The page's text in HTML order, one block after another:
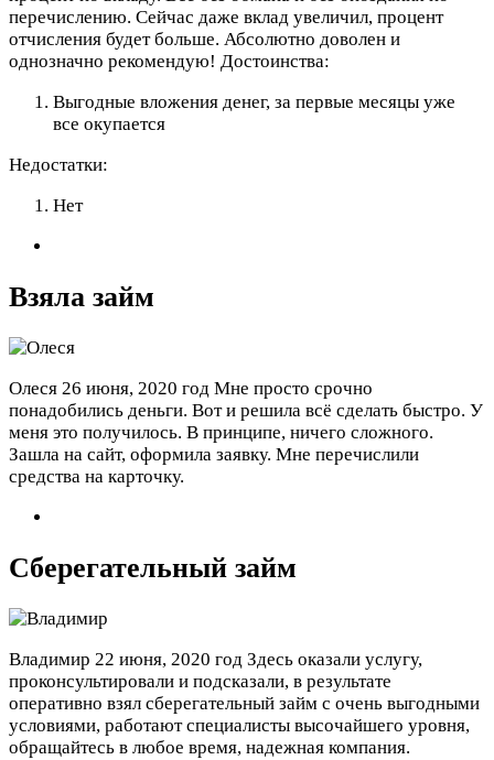
перечислению. Сейчас даже вклад увеличил, процент
отчисления будет больше. Абсолютно доволен и
однозначно рекомендую! Достоинства:
Выгодные вложения денег, за первые месяцы уже
все окупается
Недостатки:
Нет
Взяла займ
Олеся 26 июня, 2020 год Мне просто срочно
понадобились деньги. Вот и решила всё сделать быстро. У
меня это получилось. В принципе, ничего сложного.
Зашла на сайт, оформила заявку. Мне перечислили
средства на карточку.
Сберегательный займ
Владимир 22 июня, 2020 год Здесь оказали услугу,
проконсультировали и подсказали, в результате
оперативно взял сберегательный займ с очень выгодными
условиями, работают специалисты высочайшего уровня,
обращайтесь в любое время, надежная компания.